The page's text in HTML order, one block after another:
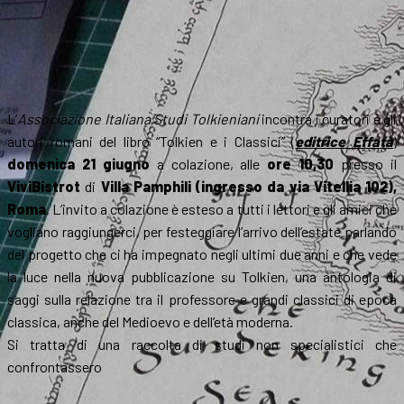
L’Associazione Italiana Studi Tolkienianiincontra i curatori e gli
autori romani del libro “Tolkien e i Classici” (editrice Effatà)
domenica 21 giugnoa colazione, alle ore 10,30 presso il
ViviBistrot di Villa Pamphili (ingresso da via Vitellia 102),
Roma. L’invito a colazione è esteso a tutti i lettori e gli amici che
vogliano raggiungerci, per festeggiare l’arrivo dell’estate parlando
del progetto che ci ha impegnato negli ultimi due anni e che vede
la luce nella nuova pubblicazione su Tolkien, una antologia di
saggi sulla relazione tra il professore e grandi classici di epoca
classica, anche del Medioevo e dell’età moderna.
Si tratta di una raccolta di studi non specialistici che
confrontassero